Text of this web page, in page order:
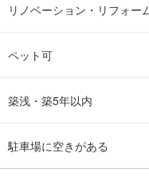
リノベーション・リフォー
ペット可
築浅・築5年以内
駐車場に空きがある